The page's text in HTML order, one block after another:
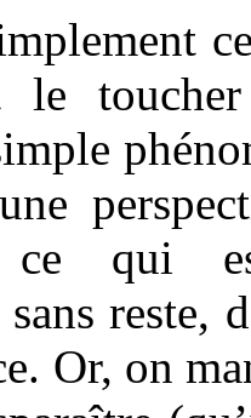
ce qui
reste,
Or, on